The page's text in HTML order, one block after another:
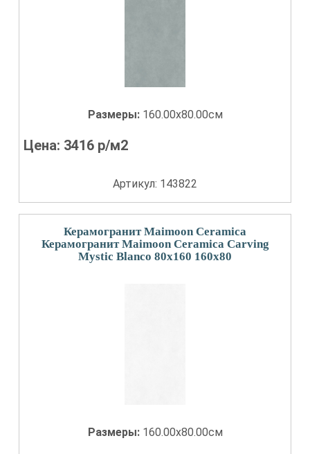
Размеры: 160.00x80.00см
Цена: 3416 р/м2
Артикул: 143822
Керамогранит Maimoon Ceramica
Керамогранит Maimoon Ceramica Carving
Mystic Blanco 80x160 160x80
Размеры: 160.00x80.00см